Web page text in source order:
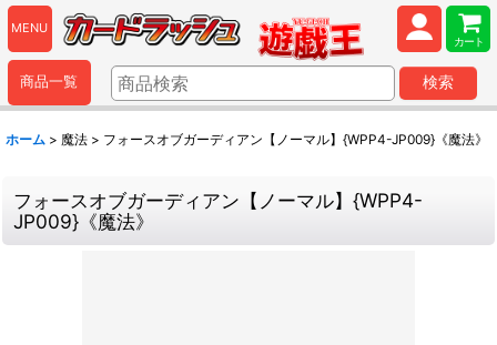
MENU
カート
商品一覧 検索
ホーム > 魔法 > フォースオブガーディアン【ノーマル】{WPP4-JP009}《魔法》
フォースオブガーディアン【ノーマル】{WPP4-
JP009}《魔法》